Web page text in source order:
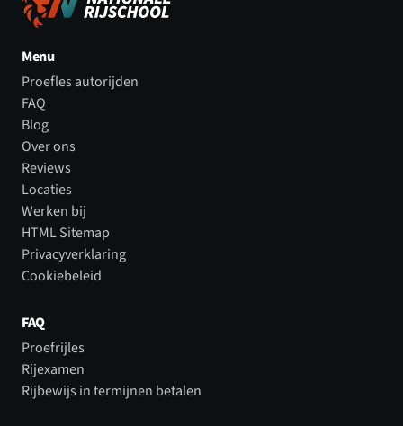
Menu
Proefles autorijden
FAQ
Blog
Over ons
Reviews
Locaties
Werken bij
HTML Sitemap
Privacyverklaring
Cookiebeleid
FAQ
Proefrijles
Rijexamen
Rijbewijs in termijnen betalen